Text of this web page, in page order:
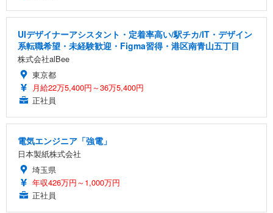
UIデザイナーアシスタント・定着率高い/駅チカ/IT・デザイン
系転職希望・未経験歓迎・Figma習得・港区南青山五丁目
株式会社alBee
東京都
月給22万5,400円～36万5,400円
正社員
電気エンジニア「強電」
日本製紙株式会社
埼玉県
年収426万円～1,000万円
正社員